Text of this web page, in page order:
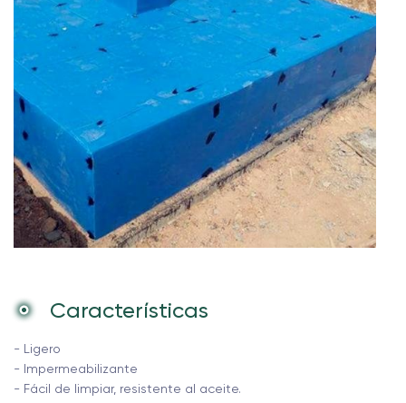
Características
- Ligero
- Impermeabilizante
- Fácil de limpiar, resistente al aceite.